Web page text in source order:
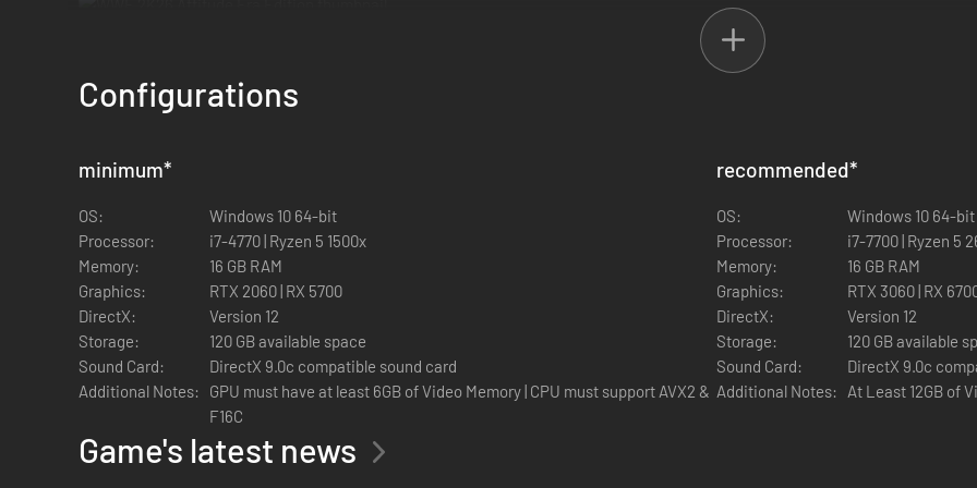
Run 's werelds grootste show op jouw manier en haal het uiterste uit je WWE-fandom. Ervaar de meest uitgebreide gameplay
MEER SUPERSTERREN DAN OOIT
Met de meest indrukwekkende line-up ooit in de geschiedenis van de franchise, met 400+ speelbare WWE supersterren en
publieksfavorieten als Rey Fénix, Rusev en Blake Monroe.
2K SHOWCASE
Herschrijf worstelgeschiedenis en herbeleef CM Punk’s grootste rivaliteiten ter wereld in een wereld waar de Voice of the
maakt dit de meest persoonlijke Showcase ooit.
NIEUWE WEDSTRIJDTYPEN EN MEER
Breng de chaos naar iedere hoek van de ring met nieuwe wedstrijdvormen, inclusief I Quit, Inferno en Dumpster. Plus, breng het
Configurations
minimum*
OS:
Windows 10 64-bit
Processor:
i7-4770 | Ryzen 5 1500x
Memory:
16 GB RAM
Graphics:
RTX 2060 | RX 5700
DirectX:
Version 12
Storage:
120 GB available space
Sound Card:
DirectX 9.0c compatible sound card
Additional Notes:
GPU must have at least 6GB of Video Memory | CPU must support AVX2 &
F16C
recommended*
OS:
Windows 10 64-bit
Processor:
i7-7700 | Ryzen 5
Memory:
16 GB RAM
Graphics:
RTX 3060 | RX
DirectX:
Version 12
Storage:
120 GB available
Sound Card:
DirectX 9.0c
Additional Notes:
At Least 12GB of
Game's latest news